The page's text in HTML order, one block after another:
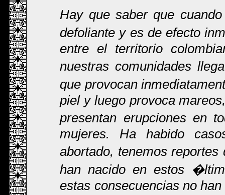
Hay que saber que
defoliante y es de efecto
entre el territorio
nuestras comunidades
que provocan
piel y luego provoca
presentan erupciones en
mujeres. Ha habido
abortado, tenemos
han nacido en estos
estas consecuencias no